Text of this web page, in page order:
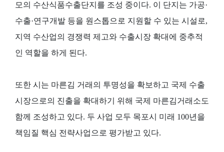
모의 수산식품수출단지를 조성 중이다. 이 단지는 가공·
수출·연구개발 등을 원스톱으로 지원할 수 있는 시설로,
지역 수산업의 경쟁력 제고와 수출시장 확대에 중추적
인 역할을 하게 된다.
또한 시는 마른김 거래의 투명성을 확보하고 국제 수출
시장으로의 진출을 확대하기 위해 국제 마른김거래소도
함께 조성하고 있다. 두 사업 모두 목포시 미래 100년을
책임질 핵심 전략사업으로 평가받고 있다.